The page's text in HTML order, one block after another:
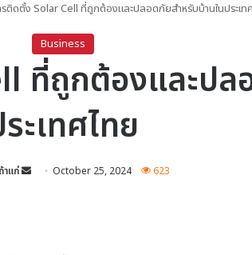
ติดตั้ง Solar Cell ที่ถูกต้องและปลอดภัยสำหรับบ้านในประเท
Business
ที่ถูกต้องและปล
ะเทศไทย
าแก่
SendOctober 25, 2024 623